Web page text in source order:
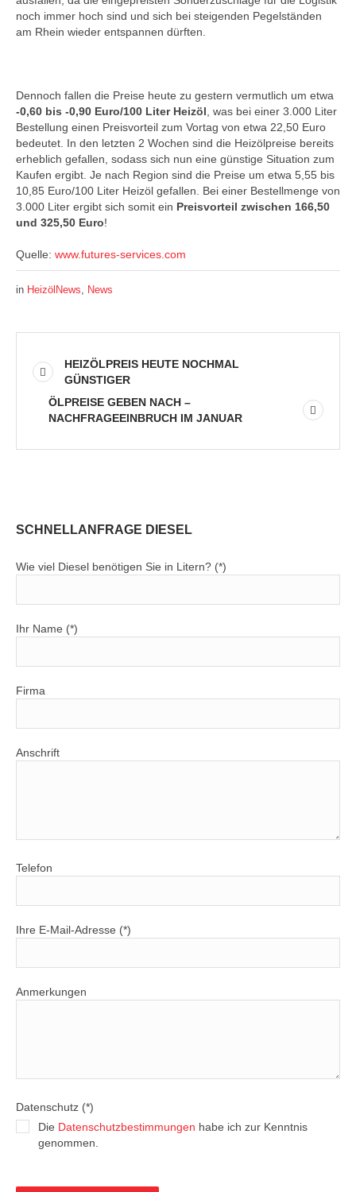
noch immer hoch sind und sich bei steigenden Pegelständen
am Rhein wieder entspannen dürften.
Dennoch fallen die Preise heute zu gestern vermutlich um etwa
-0,60 bis -0,90 Euro/100 Liter Heizöl, was bei einer 3.000 Liter
Bestellung einen Preisvorteil zum Vortag von etwa 22,50 Euro
bedeutet. In den letzten 2 Wochen sind die Heizölpreise bereits
erheblich gefallen, sodass sich nun eine günstige Situation zum
Kaufen ergibt. Je nach Region sind die Preise um etwa 5,55 bis
10,85 Euro/100 Liter Heizöl gefallen. Bei einer Bestellmenge von
3.000 Liter ergibt sich somit ein Preisvorteil zwischen 166,50
und 325,50 Euro!
Quelle: www.futures-services.com
in HeizölNews, News
HEIZÖLPREIS HEUTE NOCHMAL
GÜNSTIGER
ÖLPREISE GEBEN NACH –
NACHFRAGEEINBRUCH IM JANUAR
SCHNELLANFRAGE DIESEL
Wie viel Diesel benötigen Sie in Litern? (*)
Ihr Name (*)
Firma
Anschrift
Telefon
Ihre E-Mail-Adresse (*)
Anmerkungen
Datenschutz (*)
Die Datenschutzbestimmungen habe ich zur Kenntnis
genommen.